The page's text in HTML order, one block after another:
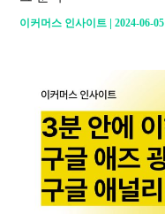
이커머스 인사이트 |2024-06-05